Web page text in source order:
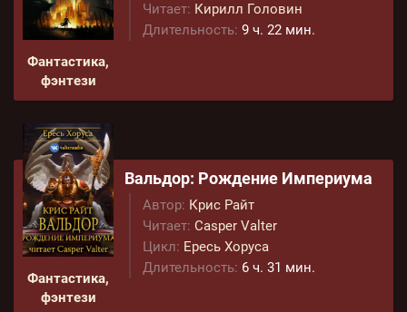
Фантастика,
фэнтези
Читает: Кирилл Головин
Длительность: 9 ч. 22 мин.
Фантастика,
фэнтези
Вальдор: Рождение Империума
Автор: Крис Райт
Читает: Casper Valter
Цикл: Ересь Хоруса
Длительность: 6 ч. 31 мин.